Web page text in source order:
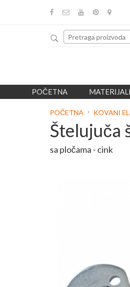
POČETNA
POČETNA KOVANI
Štelujuča
sa pločama - cink